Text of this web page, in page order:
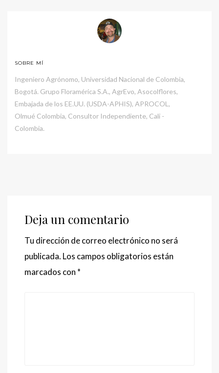
SOBRE MÍ
Ingeniero Agrónomo, Universidad Nacional de Colombia,
Bogotá. Grupo Floramérica S.A., AgrEvo, Asocolflores,
Embajada de los EE.UU. (USDA-APHIS), APROCOL,
Olmué Colombia, Consultor Independiente, Cali -
Colombia.
Deja un comentario
Tu dirección de correo electrónico no será
publicada. Los campos obligatorios están
marcados con *